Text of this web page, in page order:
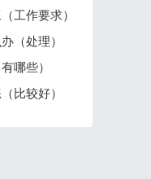
工作要求）
（处理）
哪些）
比较好）